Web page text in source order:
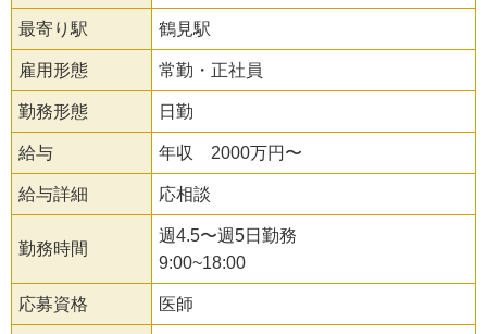
最寄り駅 鶴見駅
雇用形態 常勤・正社員
勤務形態 日勤
給与 年収 2000万円〜
給与詳細 応相談
勤務時間
週4.5〜週5日勤務
9:00~18:00
応募資格 医師